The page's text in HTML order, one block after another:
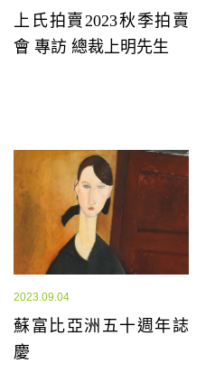
上氏拍賣2023秋季拍賣
會 專訪 總裁上明先生
2023.09.04
蘇富比亞洲五十週年誌
慶